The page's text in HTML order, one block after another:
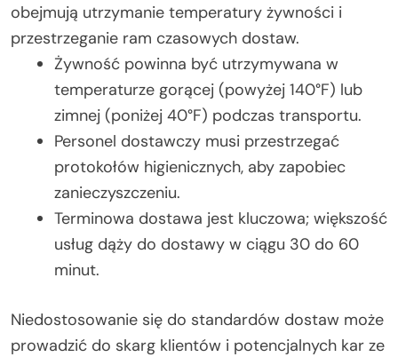
obejmują utrzymanie temperatury żywności i
przestrzeganie ram czasowych dostaw.
Żywność powinna być utrzymywana w
temperaturze gorącej (powyżej 140°F) lub
zimnej (poniżej 40°F) podczas transportu.
Personel dostawczy musi przestrzegać
protokołów higienicznych, aby zapobiec
zanieczyszczeniu.
Terminowa dostawa jest kluczowa; większość
usług dąży do dostawy w ciągu 30 do 60
minut.
Niedostosowanie się do standardów dostaw może
prowadzić do skarg klientów i potencjalnych kar ze